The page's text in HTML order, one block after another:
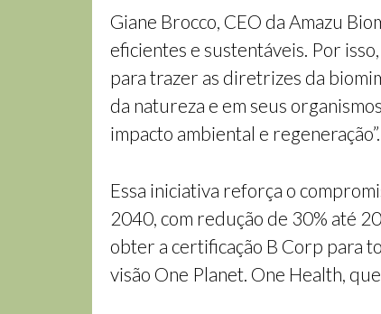
Giane Brocco, CEO da Amazu
eficientes e sustentáveis. Por
para trazer as diretrizes da
da natureza e em seus
impacto ambiental e regeneração”.
Essa iniciativa reforça o
2040, com redução de 30% até
obter a certificação B Corp para
visão One Planet. One Health,